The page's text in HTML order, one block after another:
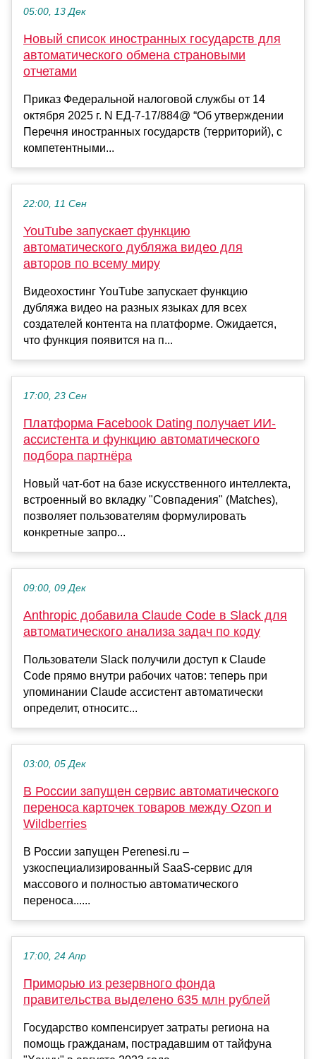
05:00, 13 Дек
Новый список иностранных государств для
автоматического обмена страновыми
отчетами
Приказ Федеральной налоговой службы от 14
октября 2025 г. N ЕД-7-17/884@ “Об утверждении
Перечня иностранных государств (территорий), с
компетентными...
22:00, 11 Сен
YouTube запускает функцию
автоматического дубляжа видео для
авторов по всему миру
Видеохостинг YouTube запускает функцию
дубляжа видео на разных языках для всех
создателей контента на платформе. Ожидается,
что функция появится на п...
17:00, 23 Сен
Платформа Facebook Dating получает ИИ-
ассистента и функцию автоматического
подбора партнёра
Новый чат-бот на базе искусственного интеллекта,
встроенный во вкладку "Совпадения" (Matches),
позволяет пользователям формулировать
конкретные запро...
09:00, 09 Дек
Anthropic добавила Claude Code в Slack для
автоматического анализа задач по коду
Пользователи Slack получили доступ к Claude
Code прямо внутри рабочих чатов: теперь при
упоминании Claude ассистент автоматически
определит, относитс...
03:00, 05 Дек
В России запущен сервис автоматического
переноса карточек товаров между Ozon и
Wildberries
В России запущен Perenesi.ru –
узкоспециализированный SaaS-сервис для
массового и полностью автоматического
переноса......
17:00, 24 Апр
Приморью из резервного фонда
правительства выделено 635 млн рублей
Государство компенсирует затраты региона на
помощь гражданам, пострадавшим от тайфуна